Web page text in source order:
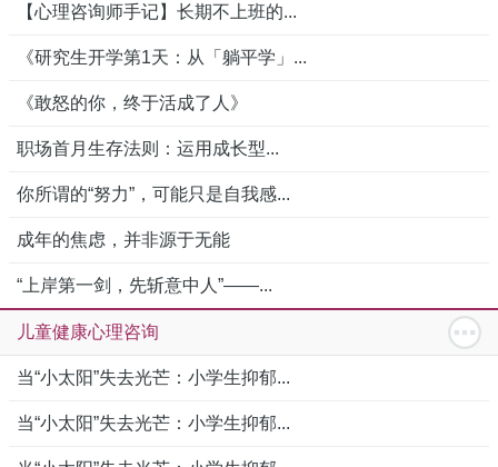
【心理咨询师手记】长期不上班的...
《研究生开学第1天：从「躺平学」...
《敢怒的你，终于活成了人》
职场首月生存法则：运用成长型...
你所谓的“努力”，可能只是自我感...
成年的焦虑，并非源于无能
“上岸第一剑，先斩意中人”——...
儿童健康心理咨询
当“小太阳”失去光芒：小学生抑郁...
当“小太阳”失去光芒：小学生抑郁...